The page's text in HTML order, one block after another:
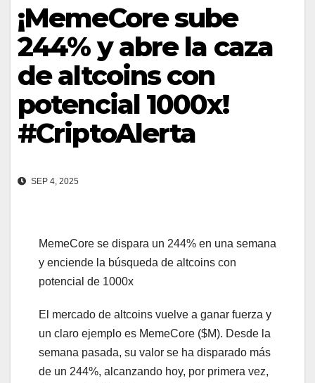
¡MemeCore sube
244% y abre la caza
de altcoins con
potencial 1000x!
#CriptoAlerta
SEP 4, 2025
MemeCore se dispara un 244% en una semana
y enciende la búsqueda de altcoins con
potencial de 1000x
El mercado de altcoins vuelve a ganar fuerza y
un claro ejemplo es MemeCore ($M). Desde la
semana pasada, su valor se ha disparado más
de un 244%, alcanzando hoy, por primera vez,